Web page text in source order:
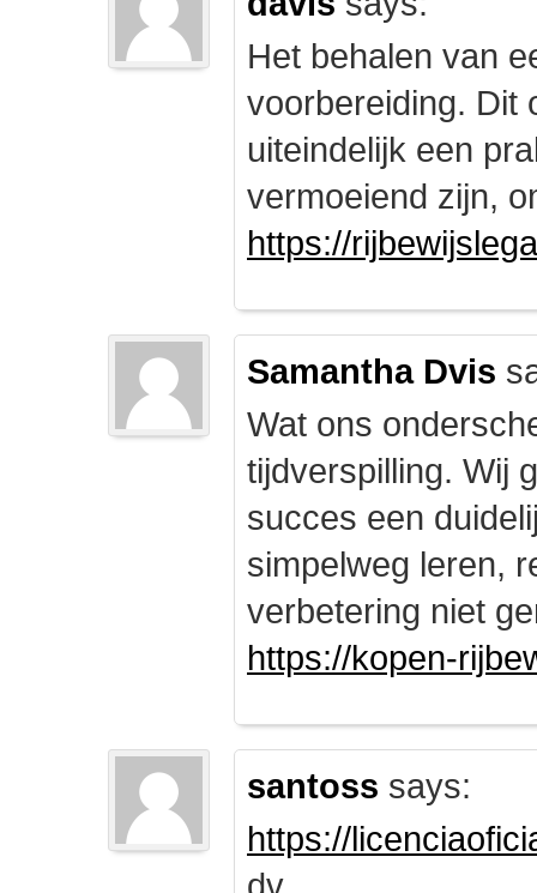
Het behalen van
voorbereiding. Dit
uiteindelijk een
vermoeiend zijn,
https://
Samantha Dvis
Wat ons
tijdverspilling. Wij
succes een
simpelweg leren,
verbetering niet
https://kopen-
santoss says:
https://